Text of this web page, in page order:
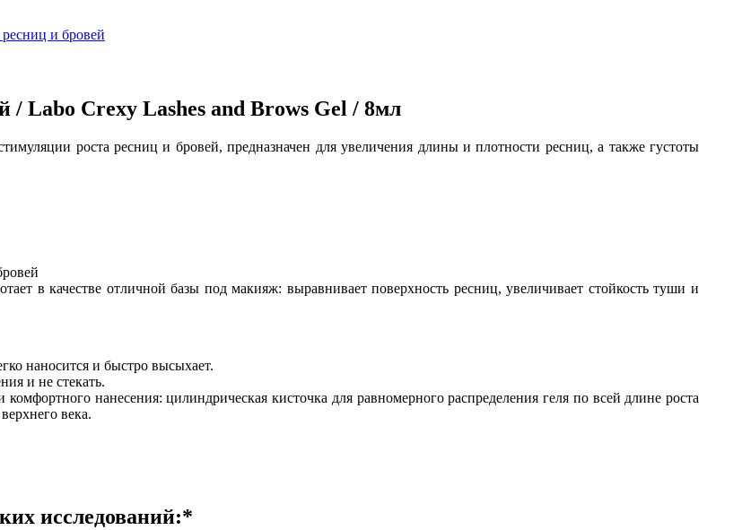
/ Labo Crexy Lashes and Brows Gel / 8мл
роста ресниц и бровей, предназначен для увеличения длины и плотности ресниц, а также густоты
в качестве отличной базы под макияж: выравнивает поверхность ресниц, увеличивает стойкость туши и
наносится и быстро высыхает.
и не стекать.
нанесения: цилиндрическая кисточка для равномерного распределения геля по всей длине роста
века.
исследований:*